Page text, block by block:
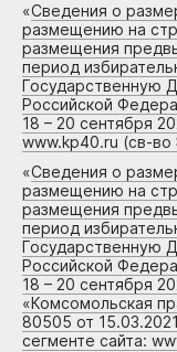
«Сведения о
размещению на
размещения
период
Государственную
Российской
18 – 20 сентября
www.kp40.ru (св-
«Сведения о
размещению на
размещения
период
Государственную
Российской
18 – 20 сентября
«Комсомольская
80505 от
сегменте сайта: